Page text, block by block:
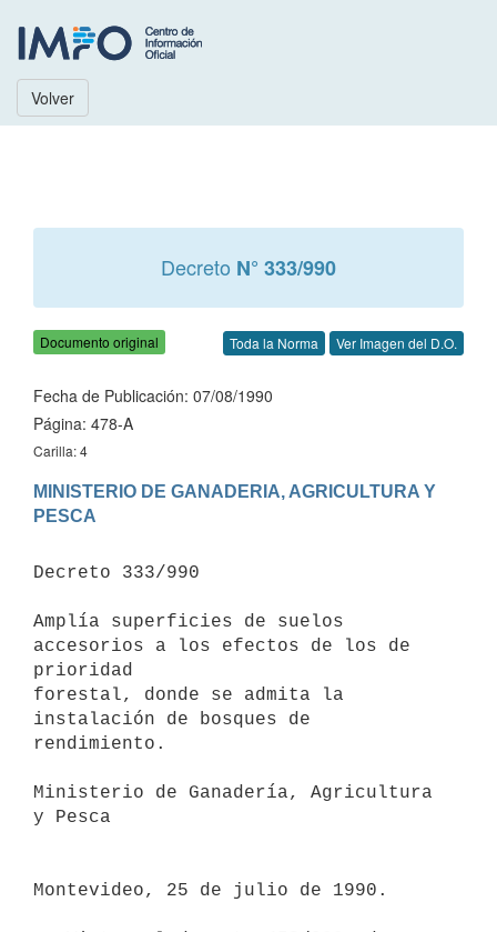
Volver
Decreto N° 333/990
Documento original Toda la Norma Ver Imagen del D.O.
Fecha de Publicación: 07/08/1990
Página: 478-A
Carilla: 4
MINISTERIO DE GANADERIA, AGRICULTURA Y
PESCA
Decreto 333/990
Amplía superficies de suelos
accesorios a los efectos de los de
prioridad
forestal, donde se admita la
instalación de bosques de
rendimiento.
Ministerio de Ganadería, Agricultura
y Pesca
Montevideo, 25 de julio de 1990.